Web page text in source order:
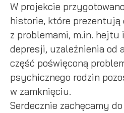
W projekcie
historie, które prezentują
z problemami, m.in. hejtu
depresji, uzależnienia od
część poświęconą
psychicznego rodzin
w zamknięciu.
Serdecznie zachęcamy